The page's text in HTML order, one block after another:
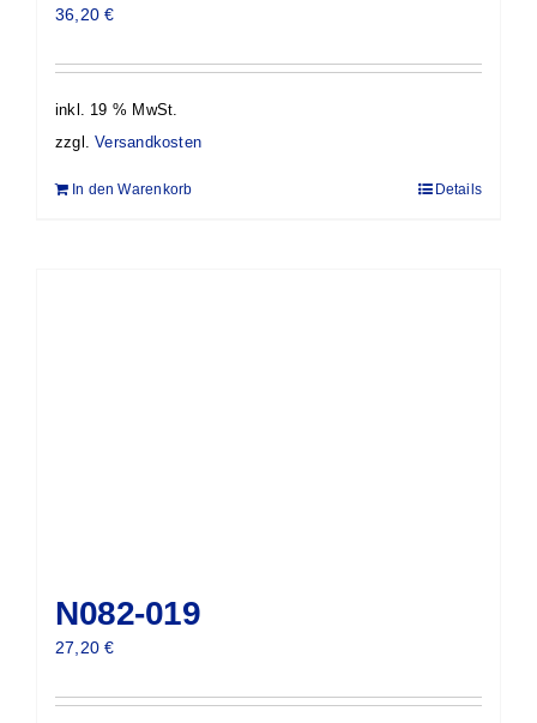
36,20€
inkl. 19 % MwSt.
zzgl.Versandkosten
In den Warenkorb Details
N082-019
27,20€